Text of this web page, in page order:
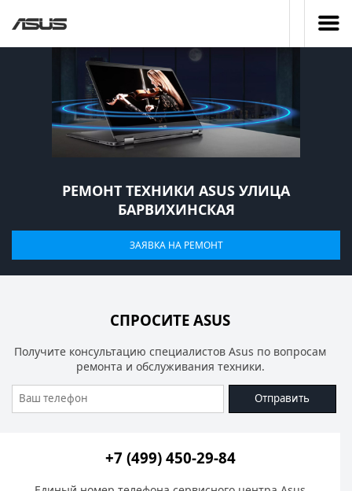
РЕМОНТ ТЕХНИКИ ASUS УЛИЦА
БАРВИХИНСКАЯ
ЗАЯВКА НА РЕМОНТ
СПРОСИТЕ ASUS
Получите консультацию специалистов Asus по вопросам
ремонта и обслуживания техники.
Отправить
+7 (499) 450-29-84